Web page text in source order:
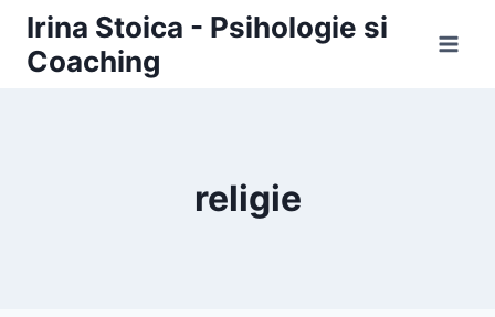
Skip
content
Irina Stoica - Psihologie si
Coaching
religie